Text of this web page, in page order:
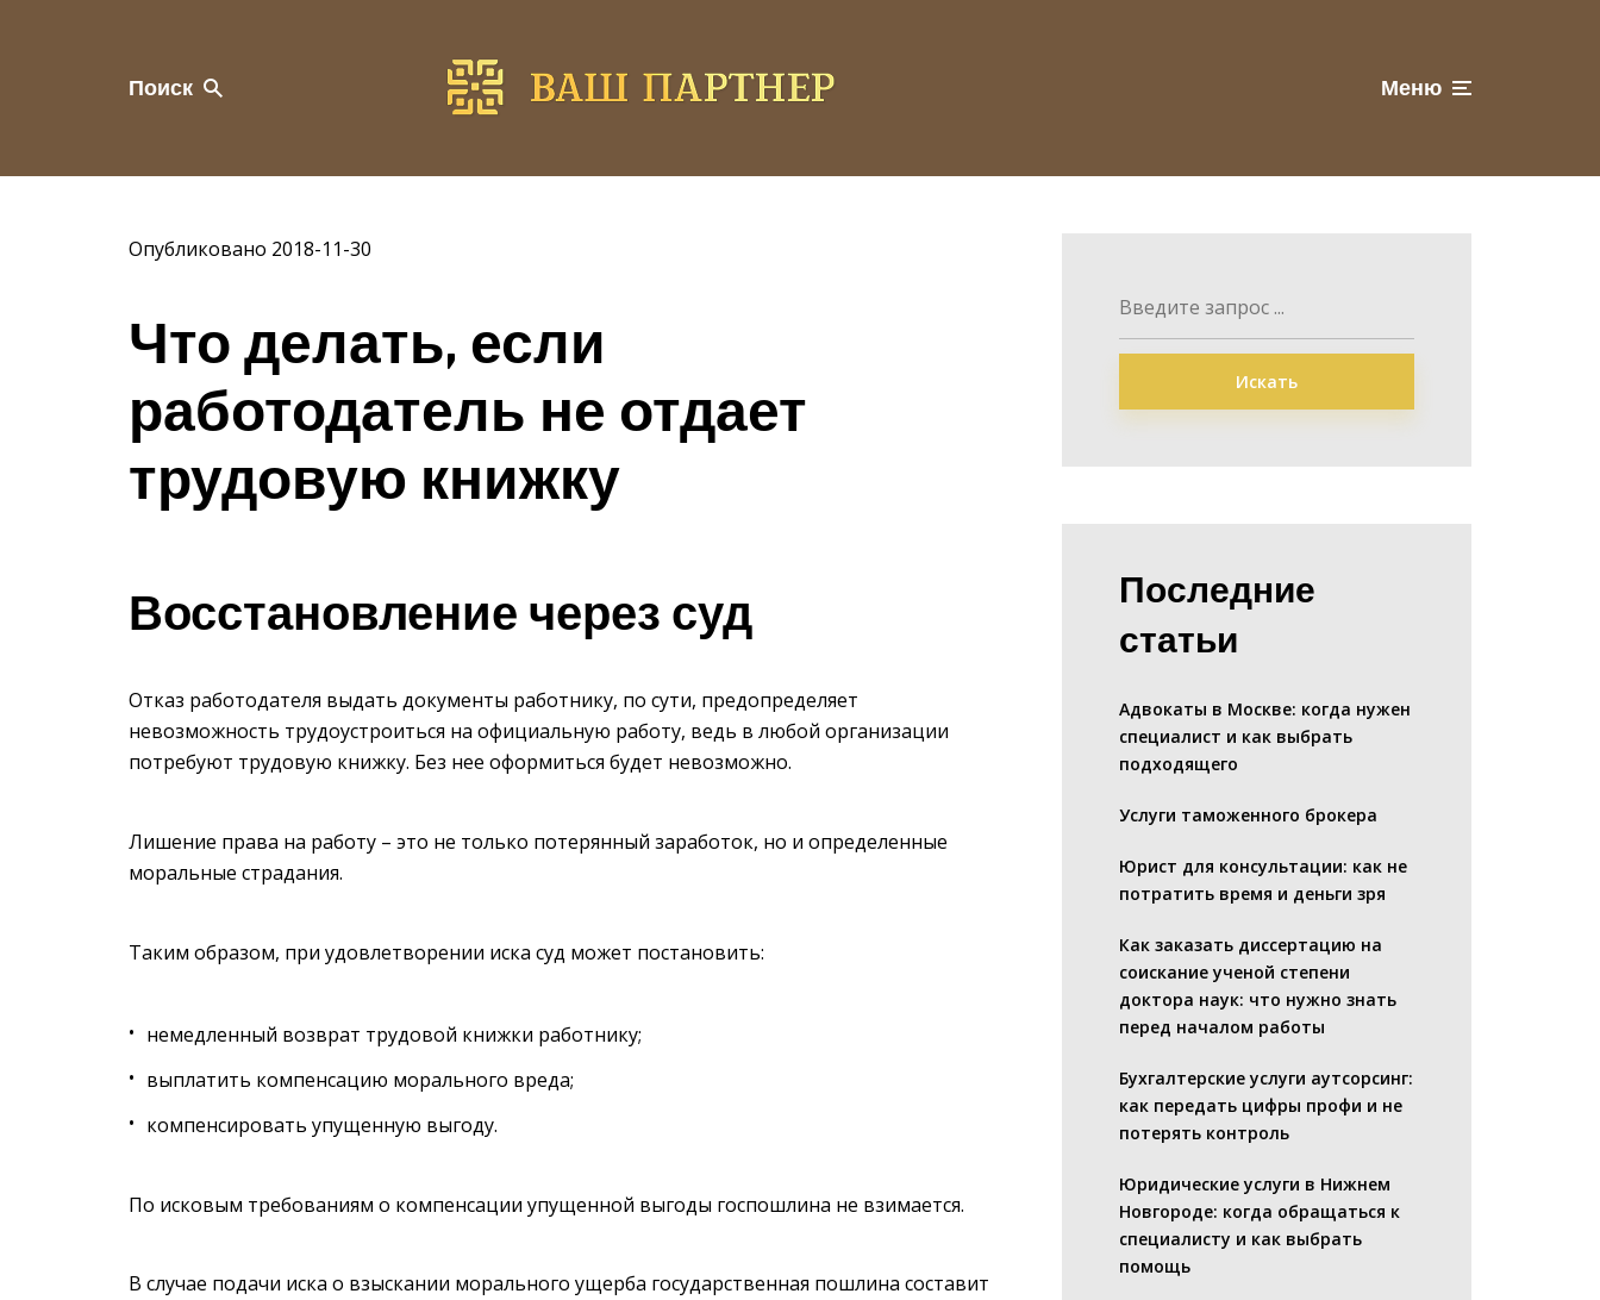
Поиск Меню
Опубликовано 2018-11-30
Что делать, если
работодатель не отдает
трудовую книжку
Восстановление через суд
Отказ работодателя выдать документы работнику, по сути, предопределяет
невозможность трудоустроиться на официальную работу, ведь в любой организации
потребуют трудовую книжку. Без нее оформиться будет невозможно.
Лишение права на работу – это не только потерянный заработок, но и определенные
моральные страдания.
Таким образом, при удовлетворении иска суд может постановить:
немедленный возврат трудовой книжки работнику;
выплатить компенсацию морального вреда;
компенсировать упущенную выгоду.
По исковым требованиям о компенсации упущенной выгоды госпошлина не взимается.
В случае подачи иска о взыскании морального ущерба государственная пошлина составит
Искать
Последние
статьи
Адвокаты в Москве: когда нужен
специалист и как выбрать
подходящего
Услуги таможенного брокера
Юрист для консультации: как не
потратить время и деньги зря
Как заказать диссертацию на
соискание ученой степени
доктора наук: что нужно знать
перед началом работы
Бухгалтерские услуги аутсорсинг:
как передать цифры профи и не
потерять контроль
Юридические услуги в Нижнем
Новгороде: когда обращаться к
специалисту и как выбрать
помощь